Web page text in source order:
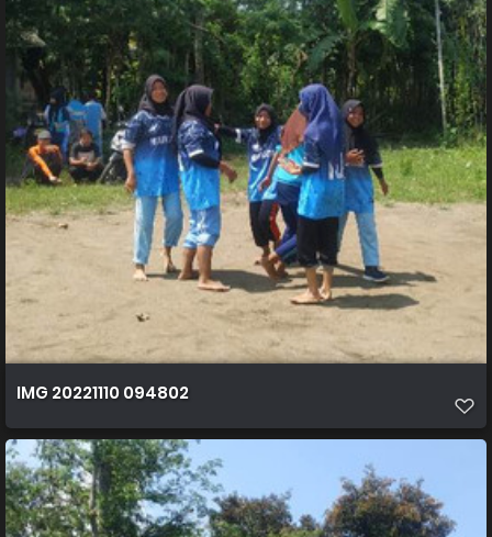
IMG 20221110 094802